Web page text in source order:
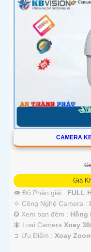
CAMERA
Giá
👁 Độ Phân giải : FULL
⚛️ Công Nghệ Camera :
✪ Xem ban đêm : Hồng
🐜 Loại Camera Xoay
️➲ Ưu Điểm : Xoay